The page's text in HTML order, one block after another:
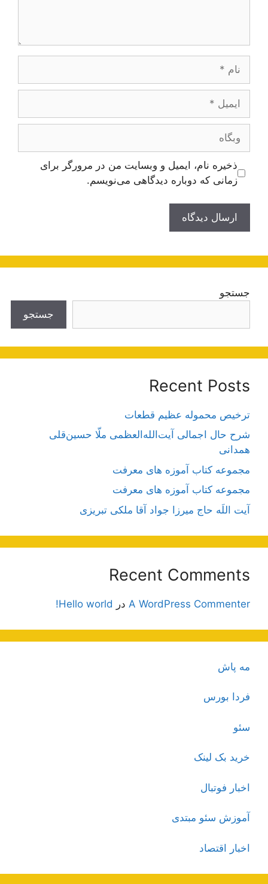
ایمیل
وبگاه
ذخیره نام، ایمیل و وبسایت من در مرورگر برای
زمانی که دوباره دیدگاهی می‌نویسم.
جستجو
جستجو
Recent Posts
ترخیص محموله عظیم قطعات
شرح حال اجمالی آیت‌الله‌العظمی ملّا حسین‌قلی
همدانی
مجموعه کتاب آموزه های معرفت
مجموعه کتاب آموزه های معرفت
آیت اللَه حاج میرزا جواد آقا ملکی تبریزی
Recent Comments
A WordPress Commenter در Hello world!
مه پاش
فردا بورس
سئو
خرید بک لینک
اخبار فوتبال
آموزش سئو مبتدی
اخبار اقتصاد